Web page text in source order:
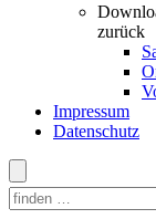
zurück
Impressum
Datenschutz